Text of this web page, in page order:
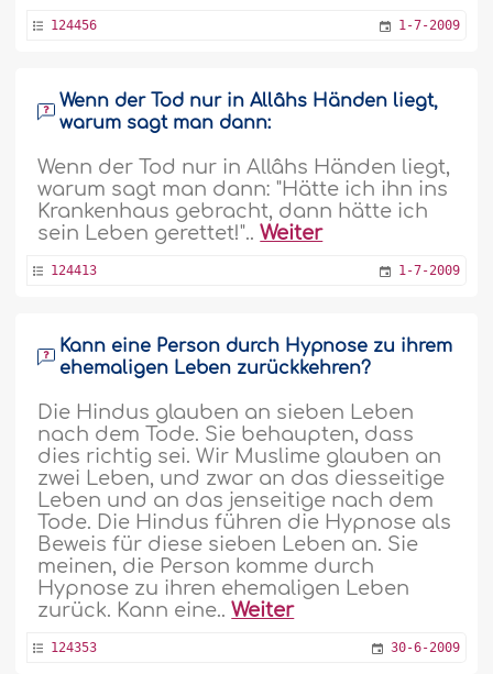
124456 1-7-2009
Wenn der Tod nur in Allâhs Händen liegt,
warum sagt man dann:
Wenn der Tod nur in Allâhs Händen liegt,
warum sagt man dann: "Hätte ich ihn ins
Krankenhaus gebracht, dann hätte ich
sein Leben gerettet!"..Weiter
124413 1-7-2009
Kann eine Person durch Hypnose zu ihrem
ehemaligen Leben zurückkehren?
Die Hindus glauben an sieben Leben
nach dem Tode. Sie behaupten, dass
dies richtig sei. Wir Muslime glauben an
zwei Leben, und zwar an das diesseitige
Leben und an das jenseitige nach dem
Tode. Die Hindus führen die Hypnose als
Beweis für diese sieben Leben an. Sie
meinen, die Person komme durch
Hypnose zu ihren ehemaligen Leben
zurück. Kann eine..Weiter
124353 30-6-2009